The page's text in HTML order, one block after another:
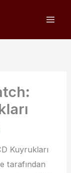
Kuyrukları
tarafından